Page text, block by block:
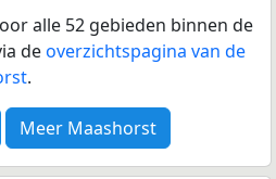
alle 52 gebieden binnen de
deoverzichtspagina van de
.
Meer Maashorst